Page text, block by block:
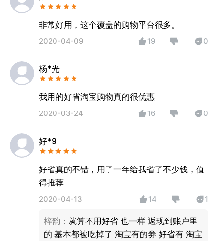
非常好用，这个覆盖的购物平台很多。
2020-04-09 19 0
杨*光
我用的好省淘宝购物真的很优惠
2020-03-24 16 0
好*9
好省真的不错，用了一年给我省了不少钱，值
得推荐
2020-04-13 14 1
梓韵 ： 就算不用好省 也一样 返现到账户里
的 基本都被吃掉了 淘宝有的劵 好省有 淘宝